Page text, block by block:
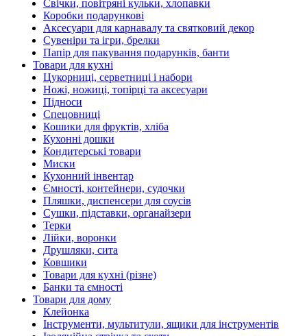
Свічки, повітряні кульки, хлопавки
Коробки подарункові
Аксесуари для карнавалу та святковий декор
Сувеніри та ігри, брелки
Папір для пакування подарунків, банти
Товари для кухні
Цукорниці, серветниці і набори
Ножі, ножиці, топірці та аксесуари
Підноси
Спецовниці
Кошики для фруктів, хліба
Кухонні дошки
Кондитерські товари
Миски
Кухонний інвентар
Ємності, контейнери, судочки
Пляшки, диспенсери для соусів
Сушки, підставки, органайзери
Терки
Лійки, воронки
Друшляки, сита
Ковшики
Товари для кухні (різне)
Банки та ємності
Товари для дому
Клейонка
Інструменти, мультитули, ящики для інструментів